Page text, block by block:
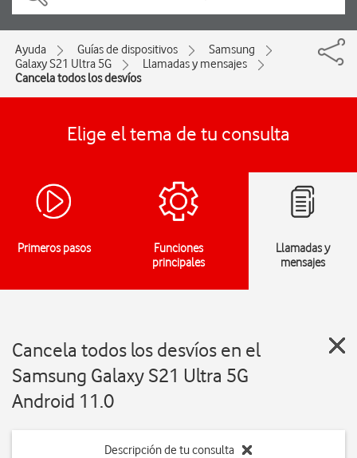
Ayuda Guías de dispositivos
Samsung
Galaxy S21 Ultra 5G
Llamadas y mensajes
Cancela todos los desvíos
Elige el tema de tu consulta
Primeros pasos
Funciones
principales
Llamadas y
mensajes
Cancela todos los desvíos en el
Samsung Galaxy S21 Ultra 5G
Android 11.0
Descripción de tu consulta